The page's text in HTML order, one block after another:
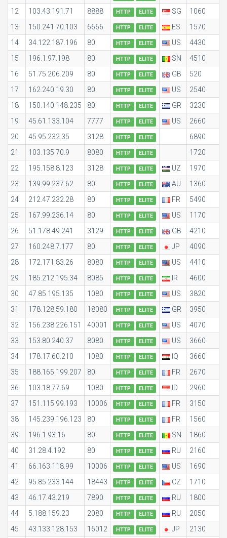
12
103.43.191.71 8888 HTTP ELITE SG
1060
13
150.241.70.103 6666 HTTP ELITE ES
1570
14
34.122.187.196 80 HTTP ELITE US
4430
15
196.1.97.198 80 HTTP ELITE SN
4510
16
51.75.206.209 80 HTTP ELITE GB
520
17
162.240.19.30 80 HTTP ELITE US
2540
18
150.140.148.235 80 HTTP ELITE GR
3230
19
45.61.133.104 7777 HTTP ELITE US
2660
20
45.95.232.35 3128 HTTP ELITE
6890
21
103.135.70.9 8080 HTTP ELITE
1720
22
195.158.8.123 3128 HTTP ELITE UZ
1970
23
139.99.237.62 80 HTTP ELITE AU
1360
24
212.47.232.28 80 HTTP ELITE FR
5490
25
167.99.236.14 80 HTTP ELITE US
1170
26
51.178.49.241 3129 HTTP ELITE GB
4210
27
160.248.7.177 80 HTTP ELITE JP
4090
28
172.171.83.26 8080 HTTP ELITE US
4410
29
185.212.195.34 8085 HTTP ELITE IR
4600
30
47.85.195.135 1080 HTTP ELITE US
3820
31
178.128.59.180 18080 HTTP ELITE GR
3950
32
156.238.226.151 40001 HTTP ELITE US
4070
33
153.80.240.37 8080 HTTP ELITE US
3660
34
178.17.60.210 1080 HTTP ELITE IQ
3660
35
188.165.199.207 80 HTTP ELITE FR
2670
36
103.18.77.69 1080 HTTP ELITE ID
2960
37
151.115.99.193 10006 HTTP ELITE FR
3150
38
145.239.196.123 80 HTTP ELITE FR
1560
39
196.1.93.16 80 HTTP ELITE SN
1860
40
31.28.4.192 80 HTTP ELITE RU
2160
41
66.163.118.99 10006 HTTP ELITE US
1690
42
95.85.233.144 18443 HTTP ELITE CZ
1710
43
46.17.43.219 7890 HTTP ELITE RU
1800
44
5.188.159.23 2080 HTTP ELITE RU
2050
45
43.133.128.153 16012 HTTP ELITE JP 2130